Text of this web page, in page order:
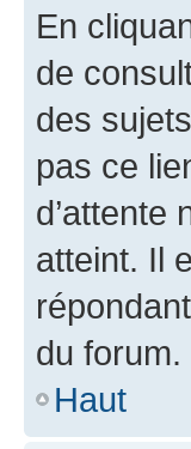
En
de
des
pas ce
d’attente
atteint. Il
du forum.
Haut